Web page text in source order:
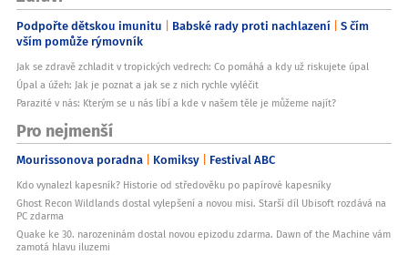
Podpořte dětskou imunitu Babské rady proti nachlazení S čím
vším pomůže rýmovník
Jak se zdravě zchladit v tropických vedrech: Co pomáhá a kdy už riskujete úpal
Úpal a úžeh: Jak je poznat a jak se z nich rychle vyléčit
Parazité v nás: Kterým se u nás líbí a kde v našem těle je můžeme najít?
Pro nejmenší
Mourissonova poradna Komiksy Festival ABC
Kdo vynalezl kapesník? Historie od středověku po papírové kapesníky
Ghost Recon Wildlands dostal vylepšení a novou misi. Starší díl Ubisoft rozdává na
PC zdarma
Quake ke 30. narozeninám dostal novou epizodu zdarma. Dawn of the Machine vám
zamotá hlavu iluzemi